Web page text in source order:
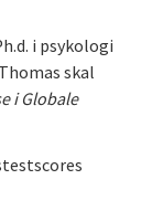
i psykologi
skal
i Globale